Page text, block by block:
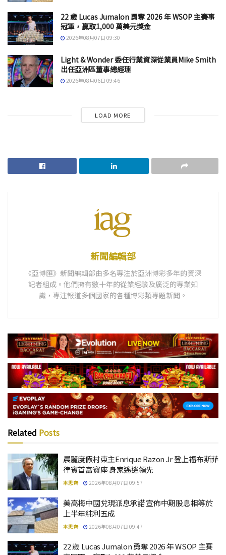
22 歲 Lucas Jumalon 勇奪 2026 年 WSOP 主賽事
冠軍，贏取1,000 萬美元獎金
2026年08月07日 09:30
Light & Wonder 委任行業資深從業員Mike Smith
出任亞洲區董事總經理
2026年08月06日 09:46
LOAD MORE
新聞編輯部
《亞博匯》新聞編輯部由多名專注於亞洲博彩多年的資深
記者組成。他們擁有數十年的從業經驗及廣泛的專業知
識，專注報道多個國家的各種博彩類專題新聞。
Related Posts
晨麗度假村東主Enrique Razon Jr 登上福布斯菲
律賓首富寶座 身家遙遙領先
本思齊 2026年08月07日 09:57
美高梅中國兌現派息承諾 宣佈中期股息相等於
上半年純利五成
本思齊 2026年08月07日 09:47
22 歲 Lucas Jumalon 勇奪 2026 年 WSOP 主賽